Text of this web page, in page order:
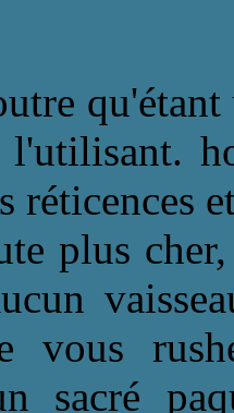
l'utilisant.
réticences
plus
vous
sacré